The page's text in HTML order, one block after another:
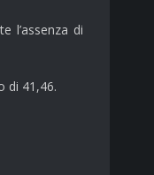
l’assenza di
di 41,46.